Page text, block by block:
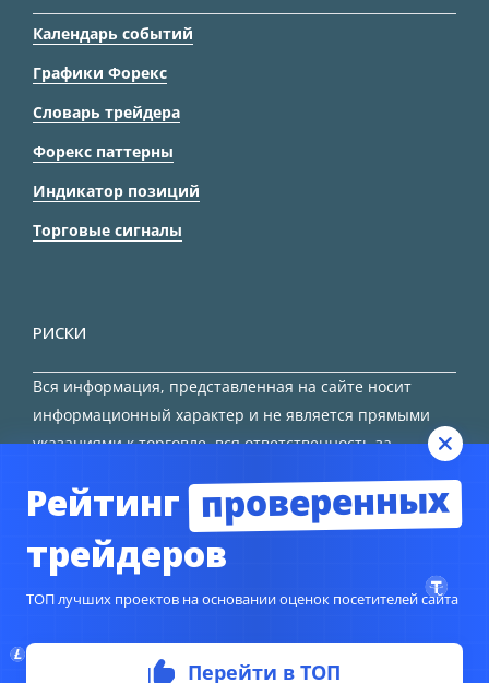
Календарь событий
Графики Форекс
Словарь трейдера
Форекс паттерны
Индикатор позиций
Торговые сигналы
РИСКИ
Вся информация, представленная на сайте носит
информационный характер и не является прямыми
указаниями к торговле, вся ответственность за
© Copyright 2024TORFOREX.COM
Рейтинг проверенных
трейдеров
ТОП лучших проектов на основании оценок посетителей сайта
Перейти в ТОП